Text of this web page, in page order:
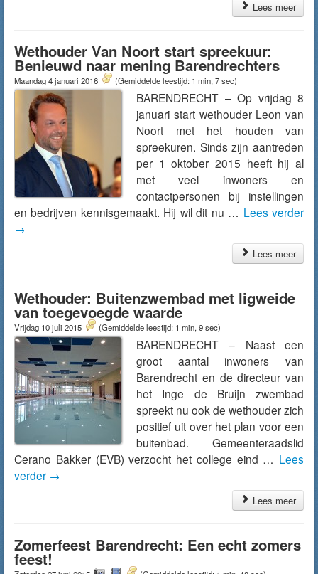
Lees meer
Wethouder Van Noort start spreekuur:
Benieuwd naar mening Barendrechters
Maandag 4 januari 2016 (Gemiddelde leestijd: 1 min, 7 sec)
BARENDRECHT – Op vrijdag 8
januari start wethouder Leon van
Noort met het houden van
spreekuren. Sinds zijn aantreden
per 1 oktober 2015 heeft hij al
met veel inwoners en
contactpersonen bij instellingen
en bedrijven kennisgemaakt. Hij wil dit nu … Lees verder
→
Lees meer
Wethouder: Buitenzwembad met ligweide
van toegevoegde waarde
Vrijdag 10 juli 2015 (Gemiddelde leestijd: 1 min, 9 sec)
BARENDRECHT – Naast een
groot aantal inwoners van
Barendrecht en de directeur van
het Inge de Bruijn zwembad
spreekt nu ook de wethouder zich
positief uit over het plan voor een
buitenbad. Gemeenteraadslid
Cerano Bakker (EVB) verzocht het college eind … Lees
verder →
Lees meer
Zomerfeest Barendrecht: Een echt zomers
feest!